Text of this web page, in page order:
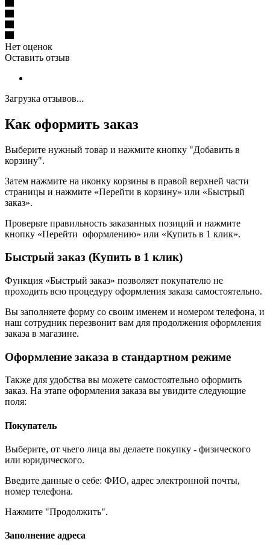
Нет оценок
Оставить отзыв
Загрузка отзывов...
Как оформить заказ
Выберите нужный товар и нажмите кнопку "Добавить в
корзину".
Затем нажмите на иконку корзины в правой верхней части
страницы и нажмите «Перейти в корзину» или «Быстрый
заказ».
Проверьте правильность заказанных позиций и нажмите
кнопку «Перейти оформлению» или «Купить в 1 клик».
Быстрый заказ (Купить в 1 клик)
Функция «Быстрый заказ» позволяет покупателю не
проходить всю процедуру оформления заказа самостоятельно.
Вы заполняете форму со своим именем и номером телефона, и
наш сотрудник перезвонит вам для продолжения оформления
заказа в магазине.
Оформление заказа в стандартном режиме
Также для удобства вы можете самостоятельно оформить
заказ. На этапе оформления заказа вы увидите следующие
поля:
Покупатель
Выберите, от чьего лица вы делаете покупку - физического
или юридического.
Введите данные о себе: ФИО, адрес электронной почты,
номер телефона.
Нажмите "Продолжить".
Заполнение адреса